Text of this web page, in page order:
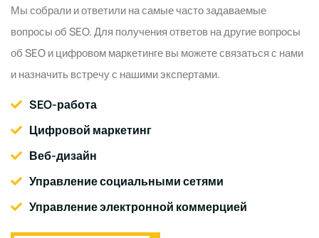
Мы собрали и ответили на самые часто задаваемые
вопросы об SEO. Для получения ответов на другие вопросы
об SEO и цифровом маркетинге вы можете связаться с нами
и назначить встречу с нашими экспертами.
SEO-работа
Цифровой маркетинг
Веб-дизайн
Управление социальными сетями
Управление электронной коммерцией